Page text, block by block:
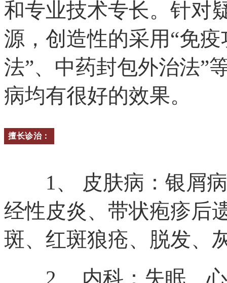
和专业技术专长。针对
源，创造性的采用“免
法”、中药封包外治法”
病均有很好的效果。
擅长诊治：
1、 皮肤病：银屑病
经性皮炎、带状疱疹后
斑、红斑狼疮、脱发、
2、 内科：失眠、心